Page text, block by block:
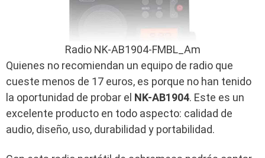
Radio NK-AB1904-FMBL_Am
Quienes no recomiendan un equipo de radio que
cueste menos de 17 euros, es porque no han tenido
la oportunidad de probar el NK-AB1904. Este es un
excelente producto en todo aspecto: calidad de
audio, diseño, uso, durabilidad y portabilidad.